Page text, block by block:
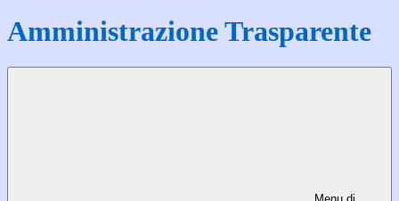
Amministrazione Trasparente